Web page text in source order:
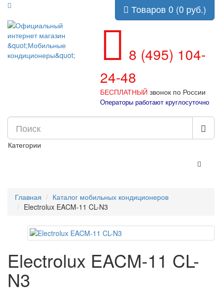
Товаров 0 (0 руб.)
8 (495) 104-
24-48
БЕСПЛАТНЫЙ звонок по России
Операторы работают круглосуточно
Категории
Главная
Каталог мобильных кондиционеров
Electrolux EACM-11 CL-N3
Electrolux EACM-11 CL-
N3